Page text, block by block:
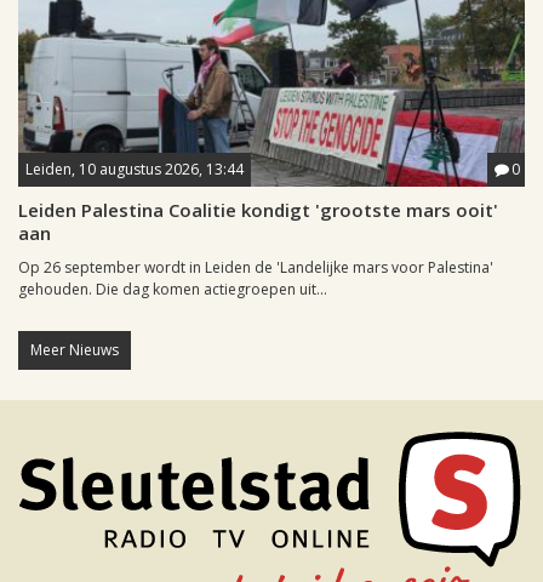
Leiden, 10 augustus 2026, 13:44 0
Leiden Palestina Coalitie kondigt 'grootste mars ooit'
aan
Op 26 september wordt in Leiden de 'Landelijke mars voor Palestina'
gehouden. Die dag komen actiegroepen uit...
Meer Nieuws